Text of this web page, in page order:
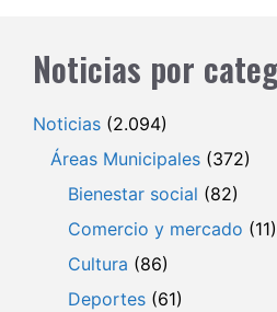
Noticias por
Noticias (2.094)
Áreas Municipales (372)
Bienestar social (82)
Comercio y mercado (11)
Cultura (86)
Deportes (61)